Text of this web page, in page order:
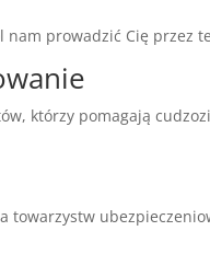
nam prowadzić Cię przez
którzy pomagają
towarzystw